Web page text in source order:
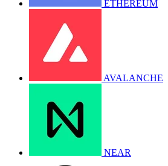
ETHEREUM
AVALANCHE
NEAR